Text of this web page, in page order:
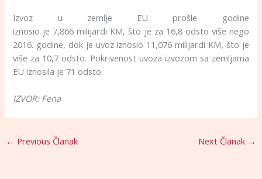
Izvoz u zemlje EU prošle godine
iznosio je 7,866 milijardi KM, što je za 16,8 odsto više nego
2016. godine, dok je uvoz iznosio 11,076 milijardi KM, što je
više za 10,7 odsto. Pokrivenost uvoza izvozom sa zemljama
EU iznosila je 71 odsto.
IZVOR: Fena
← Previous Članak Next Članak →